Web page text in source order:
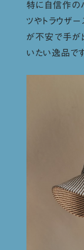
特に自信作の
ツやトラウザ
が不安で手が
いたい逸品です